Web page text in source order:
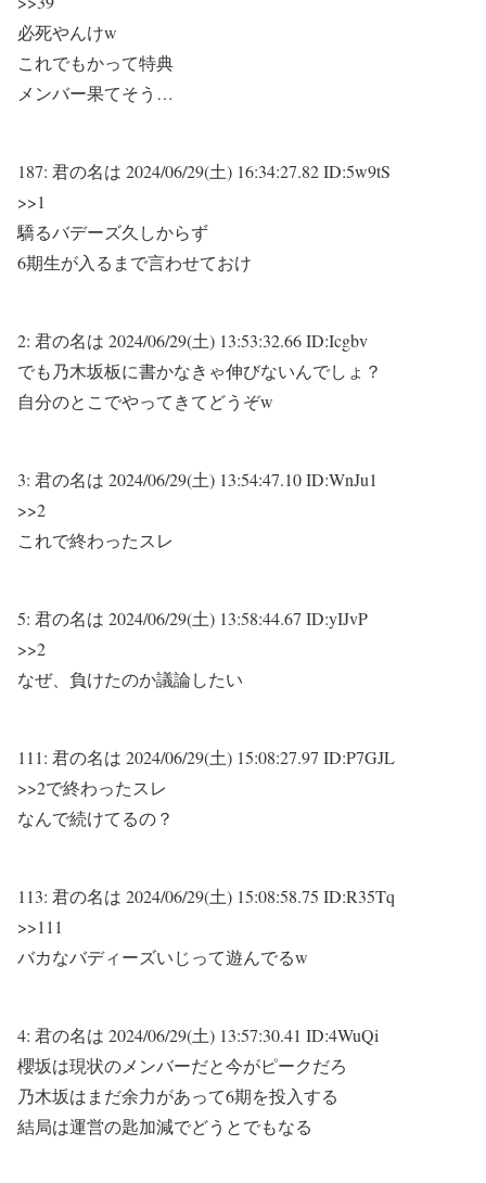
必死やんけw
これでもかって特典
メンバー果てそう…
187: 君の名は 2024/06/29(土) 16:34:27.82 ID:5w9tS
>>1
驕るバデーズ久しからず
6期生が入るまで言わせておけ
2: 君の名は 2024/06/29(土) 13:53:32.66 ID:Icgbv
でも乃木坂板に書かなきゃ伸びないんでしょ？
自分のとこでやってきてどうぞw
3: 君の名は 2024/06/29(土) 13:54:47.10 ID:WnJu1
>>2
これで終わったスレ
5: 君の名は 2024/06/29(土) 13:58:44.67 ID:yIJvP
>>2
なぜ、負けたのか議論したい
111: 君の名は 2024/06/29(土) 15:08:27.97 ID:P7GJL
>>2で終わったスレ
なんで続けてるの？
113: 君の名は 2024/06/29(土) 15:08:58.75 ID:R35Tq
>>111
バカなバディーズいじって遊んでるw
4: 君の名は 2024/06/29(土) 13:57:30.41 ID:4WuQi
櫻坂は現状のメンバーだと今がピークだろ
乃木坂はまだ余力があって6期を投入する
結局は運営の匙加減でどうとでもなる